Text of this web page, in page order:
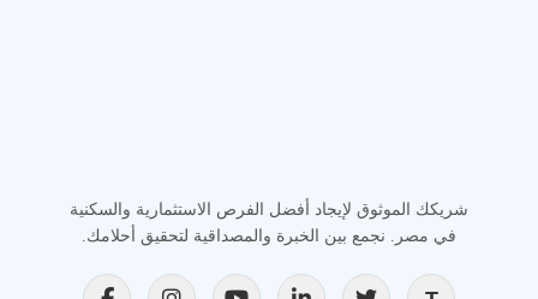
شريكك الموثوق لإيجاد أفضل الفرص الاستثمارية والسكنية
في مصر. نجمع بين الخبرة والمصداقية لتحقيق أحلامك.